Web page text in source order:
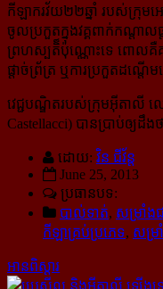
កីឡាករវ័យ២២ឆ្នាំ របស់ក្រុម
ចូលប្រកួតក្នុងវគ្គពាក់កណ្តាល
ព្រហស្បតិ៏ប៉ុណ្ណោះទេ ពោលគឺគា
ផ្តាច់ព្រ័ត្រ ឬការប្រកួតដណ្ត
វេជ្ជបណ្ឌិតរបស់ក្រុមអ៊ីតាលី
Castellacci) បានប្រាប់ឲ្យដឹង
ដោយ: វិន ជីវ័ន្ត
June 25, 2013
ប្រធានបទ:
បាល់ទាត់, សម្រាំង
កីឡាគ្រប់ប្រភេទ, សម្រ
អានពិស្ដារ